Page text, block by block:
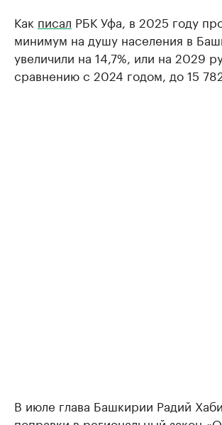
Как писал РБК Уфа, в 2025 году
минимум на душу населения в
увеличили на 14,7%, или на 2029
сравнению с 2024 годом, до 15
В июле глава Башкирии Радий